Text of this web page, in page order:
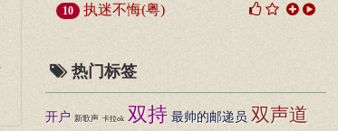
10 执迷不悔(粤)
热门标签
开户 新歌声 卡拉ok 双持 最帅的邮递员 双声道